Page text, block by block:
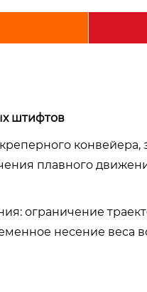
штифтов
плавного
ограничение
несение веса